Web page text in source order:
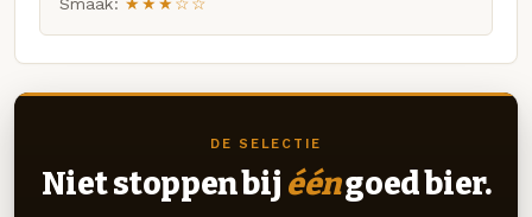
DE SELECTIE
Niet stoppen bij ééngoed bier.